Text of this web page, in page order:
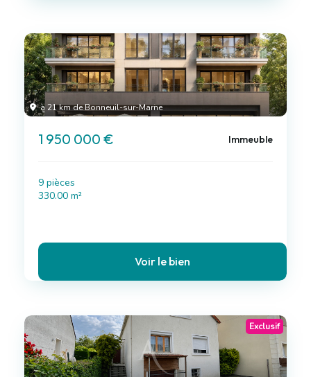
à 21 km de Bonneuil-sur-Marne
1 950 000 € Immeuble
9 pièces
330.00 m²
Voir le bien
Exclusif